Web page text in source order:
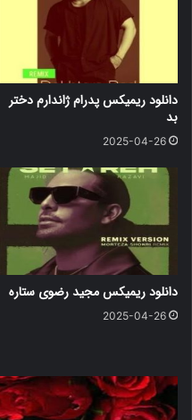
دانلود ریمیکس پدرام ژاندارم دختر
بد
2025-04-26
دانلود ریمیکس مجید رضوی ستاره
2025-04-26